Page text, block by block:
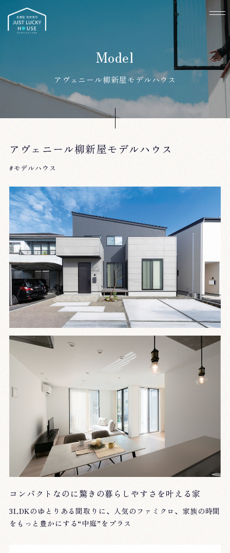
アヴェニール柳新屋モデルハウス
アヴェニール柳新屋モデルハウス
#モデルハウス
コンパクトなのに驚きの暮らしやすさを叶える家
3LDKのゆとりある間取りに、人気のファミクロ、家族の時間
をもっと豊かにする“中庭”をプラス